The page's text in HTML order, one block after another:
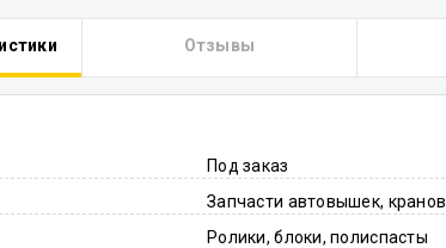
Отзывы
Под заказ
Запчасти автовышек, кранов
Ролики, блоки, полиспасты